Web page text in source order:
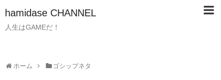
hamidase CHANNEL
人生はGAMEだ！
ホーム ゴシップネタ